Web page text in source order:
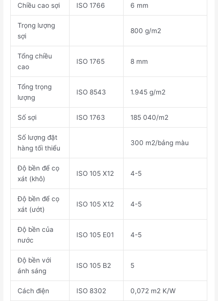
Chiều cao sợi ISO 1766 6 mm
Trọng lượng
sợi
800 g/m2
Tổng chiều
cao
ISO 1765 8 mm
Tổng trọng
lượng
ISO 8543 1.945 g/m2
Số sợi ISO 1763 185 040/m2
Số lượng đặt
hàng tối thiểu
300 m2/bảng màu
Độ bền để cọ
xát (khô)
ISO 105 X12 4-5
Độ bền để cọ
xát (ướt)
ISO 105 X12 4-5
Độ bền của
nước
ISO 105 E01 4-5
Độ bền với
ánh sáng
ISO 105 B2 5
Cách điện ISO 8302 0,072 m2 K/W